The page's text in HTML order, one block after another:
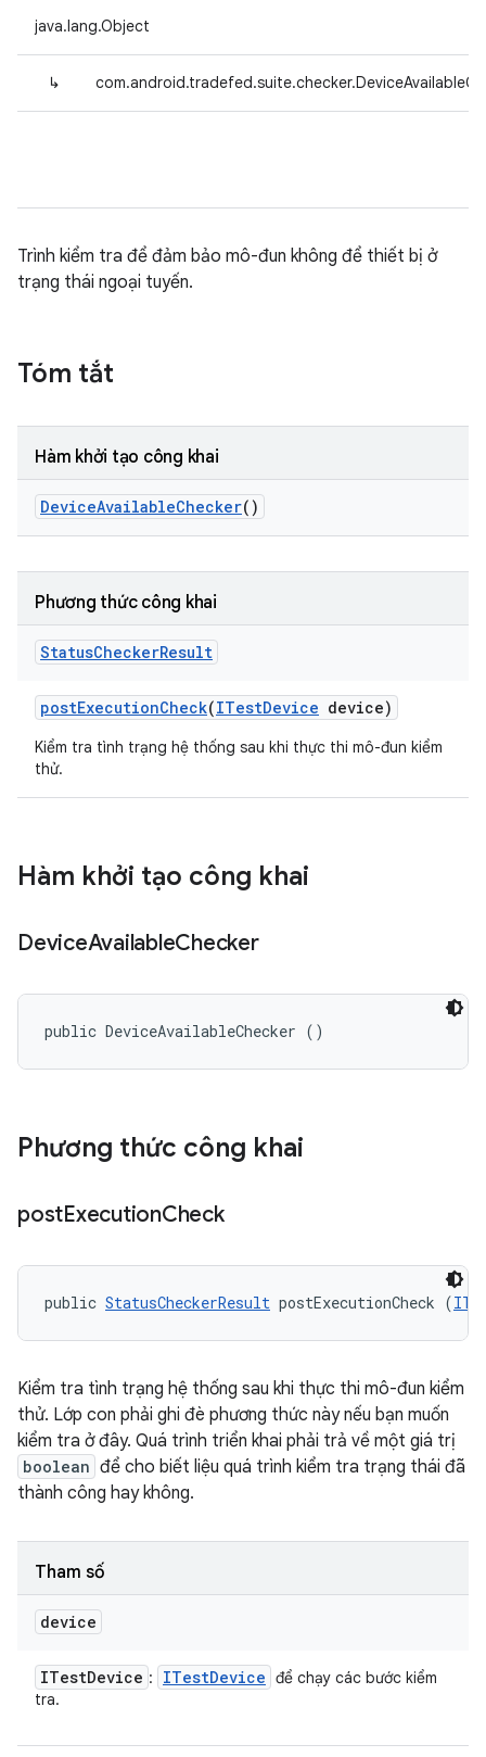
java.lang.Object
↳
Trình kiểm tra để đảm bảo mô-đun không để thiết bị ở
trạng thái ngoại tuyến.
Tóm tắt
Hàm khởi tạo công khai
DeviceAvailableChecker()
Phương thức công khai
StatusCheckerResult
postExecutionCheck(ITestDevice device)
Kiểm tra tình trạng hệ thống sau khi thực thi mô-đun kiểm
thử.
Hàm khởi tạo công khai
DeviceAvailableChecker
public DeviceAvailableChecker ()
Phương thức công khai
postExecutionCheck
public StatusCheckerResult postExecutionCheck (
Kiểm tra tình trạng hệ thống sau khi thực thi mô-đun kiểm
thử. Lớp con phải ghi đè phương thức này nếu bạn muốn
kiểm tra ở đây. Quá trình triển khai phải trả về một giá trị
boolean để cho biết liệu quá trình kiểm tra trạng thái đã
thành công hay không.
Tham số
device
ITestDevice : ITestDevice để chạy các bước kiểm
tra.